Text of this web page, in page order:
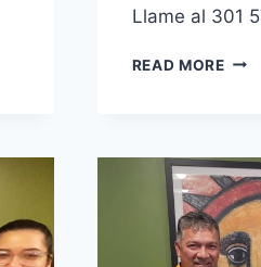
Llame al 301
READ MORE